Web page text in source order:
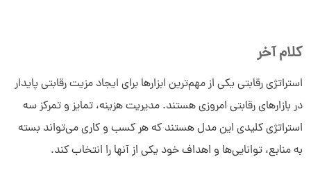
کلام آخر
استراتژی رقابتی یکی از مهم‌ترین ابزارها برای ایجاد مزیت رقابتی پایدار
در بازارهای رقابتی امروزی هستند. مدیریت هزینه، تمایز و تمرکز سه
استراتژی کلیدی این مدل هستند که هر کسب و کاری می‌تواند بسته
به منابع، توانایی‌ها و اهداف خود یکی از آنها را انتخاب کند.